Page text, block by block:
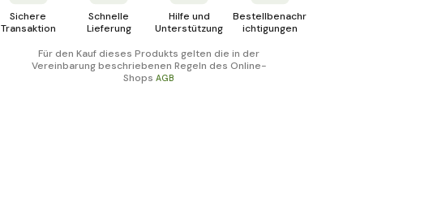
Sichere
Transaktion
Schnelle
Lieferung
Hilfe und
Unterstützung
Bestellbenachr
ichtigungen
Für den Kauf dieses Produkts gelten die in der
Vereinbarung beschriebenen Regeln des Online-
ShopsAGB